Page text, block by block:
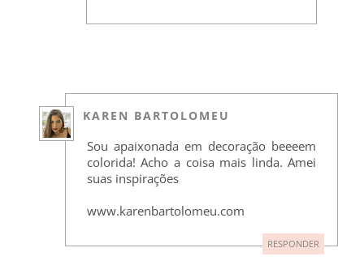
KAREN BARTOLOMEU
Sou apaixonada em decoração beeeem
colorida! Acho a coisa mais linda. Amei
suas inspirações
www.karenbartolomeu.com
RESPONDER